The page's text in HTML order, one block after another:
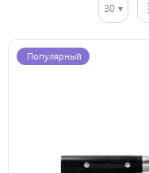
30
Популярный